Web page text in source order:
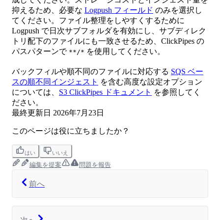
抑えるため、必要な Logpush フィールド のみを選択し
てください。ファイル整理をしやすくするために
Logpush で日次サブフォルダを有効にし、サブディレク
トリ配下のファイルにも一致させるため、ClickPipes の
パスパターンで **/* を使用してください。
バックフィルや順不同のファイルに対応する SQS ベー
スの順不同インジェスト を含む高度な設定オプション
については、 S3 ClickPipes ドキュメント を参照してく
ださい。
最終更新日 2026年7月23日
このページは役に立ちましたか？
はい いいえ
編集を提案 問題を報告
前へ